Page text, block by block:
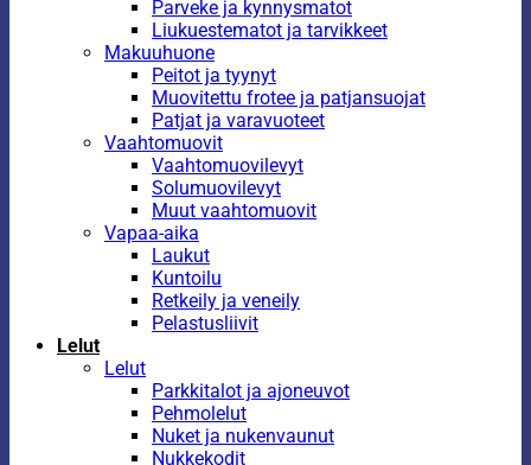
Parveke ja kynnysmatot
Liukuestematot ja tarvikkeet
Makuuhuone
Peitot ja tyynyt
Muovitettu frotee ja patjansuojat
Patjat ja varavuoteet
Vaahtomuovit
Vaahtomuovilevyt
Solumuovilevyt
Muut vaahtomuovit
Vapaa-aika
Laukut
Kuntoilu
Retkeily ja veneily
Pelastusliivit
Lelut
Lelut
Parkkitalot ja ajoneuvot
Pehmolelut
Nuket ja nukenvaunut
Nukkekodit